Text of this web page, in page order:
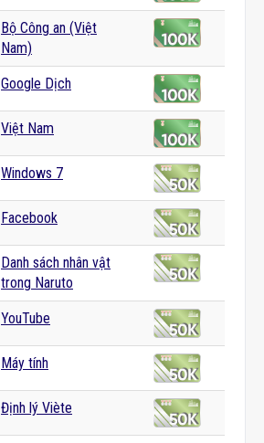
Bộ Công an (Việt
Nam)
Google Dịch
Việt Nam
Windows 7
Facebook
Danh sách nhân vật
trong Naruto
YouTube
Máy tính
Định lý Viète